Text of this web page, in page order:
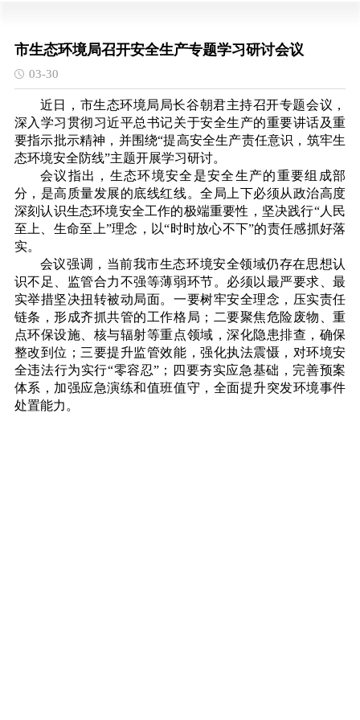
市生态环境局召开安全生产专题学习研讨会议
03-30
近日，市生态环境局局长谷朝君主持召开专题会议，
深入学习贯彻习近平总书记关于安全生产的重要讲话及重
要指示批示精神，并围绕“提高安全生产责任意识，筑牢生
态环境安全防线”主题开展学习研讨。
会议指出，生态环境安全是安全生产的重要组成部
分，是高质量发展的底线红线。全局上下必须从政治高度
深刻认识生态环境安全工作的极端重要性，坚决践行“人民
至上、生命至上”理念，以“时时放心不下”的责任感抓好落
实。
会议强调，当前我市生态环境安全领域仍存在思想认
识不足、监管合力不强等薄弱环节。必须以最严要求、最
实举措坚决扭转被动局面。一要树牢安全理念，压实责任
链条，形成齐抓共管的工作格局；二要聚焦危险废物、重
点环保设施、核与辐射等重点领域，深化隐患排查，确保
整改到位；三要提升监管效能，强化执法震慑，对环境安
全违法行为实行“零容忍”；四要夯实应急基础，完善预案
体系，加强应急演练和值班值守，全面提升突发环境事件
处置能力。